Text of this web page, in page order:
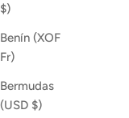
$)
Benín (XOF
Fr)
Bermudas
(USD $)